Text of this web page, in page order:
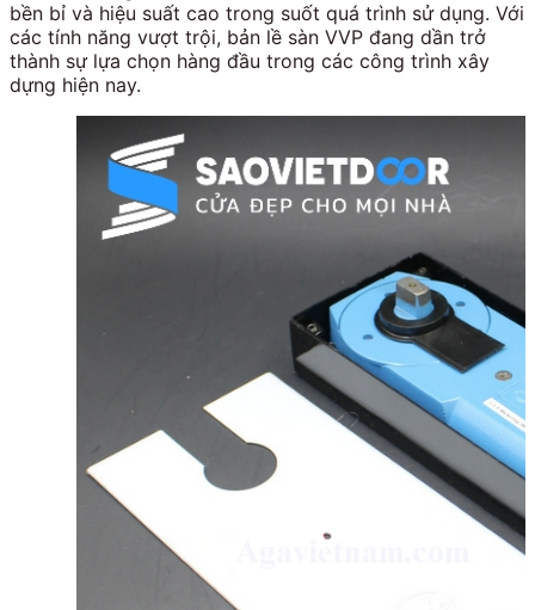
bền bỉ và hiệu suất cao trong suốt quá trình sử dụng. Với
các tính năng vượt trội, bản lề sàn VVP đang dần trở
thành sự lựa chọn hàng đầu trong các công trình xây
dựng hiện nay.